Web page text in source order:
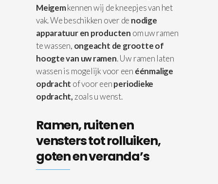
Meigemkennen wij de kneepjes van het
vak. We beschikken over de nodige
apparatuuren producten om uw ramen
te wassen, ongeacht de grootte of
hoogte van uw ramen. Uw ramen laten
wassen is mogelijk voor een éénmalige
opdracht of voor eenperiodieke
opdracht, zoals u wenst.
Ramen, ruiten en
vensters tot rolluiken,
goten en veranda’s